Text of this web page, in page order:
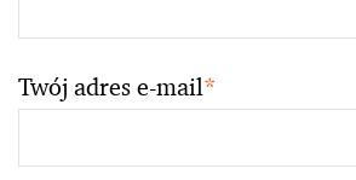
Twój adres e-mail*